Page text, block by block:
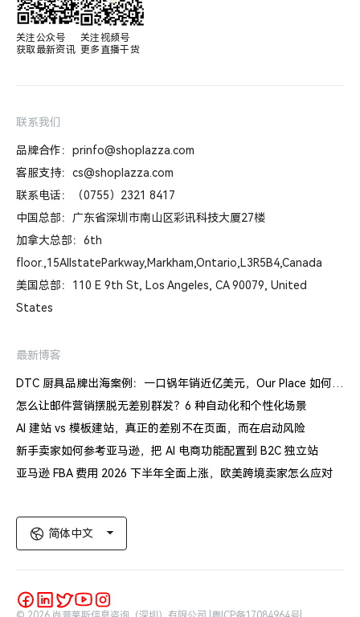
关注公众号
获取最新资讯
关注视频号
更多直播干货
联系我们
品牌合作：prinfo@shoplazza.com
客服支持：cs@shoplazza.com
联系电话：（0755）2321 8417
中国总部：广东省深圳市南山区彩讯科技大厦27楼
加拿大总部：6th
floor.,15AllstateParkway,Markham,Ontario,L3R5B4,Canada
美国总部：110 E 9th St, Los Angeles, CA 90079, United
States
最新博客
DTC 厨具品牌出海案例：一口锅年销近亿美元，Our Place 如何建立信任体系
怎么让邮件营销摆脱无差别群发？6 种自动化和个性化场景
AI 建站 vs 模板建站，真正的差别不在页面，而在启动风险
新手卖家如何参考亚马逊，把 AI 电商功能配置到 B2C 独立站
亚马逊 FBA 费用 2026 下半年全面上涨，欧美跨境卖家怎么应对
简体中文